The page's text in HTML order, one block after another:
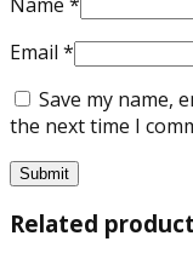
Email *
Save my name,
the next time I
Related